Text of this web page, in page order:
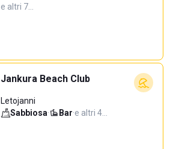
e altri 7…
Jankura Beach Club
Letojanni
Sabbiosa· Bar·e altri 4…